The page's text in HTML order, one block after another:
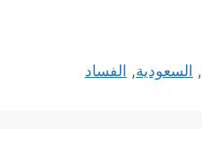
, السعودية, الفساد